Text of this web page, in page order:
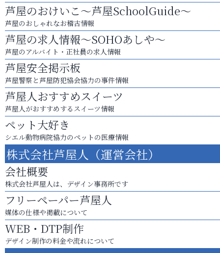
芦屋のおけいこ～芦屋SchoolGuide～
芦屋のおしゃれなお稽古情報
芦屋の求人情報～SOHOあしや～
芦屋のアルバイト・正社員の求人情報
芦屋安全掲示板
芦屋警察と芦屋防犯協会協力の事件情報
芦屋人おすすめスイーツ
芦屋人がおすすめするスイーツ情報
ペット大好き
シエル動物病院協力のペットの医療情報
株式会社芦屋人（運営会社）
会社概要
株式会社芦屋人は、デザイン事務所です
フリーペーパー芦屋人
媒体の仕様や掲載について
WEB・DTP制作
デザイン制作の料金や流れについて